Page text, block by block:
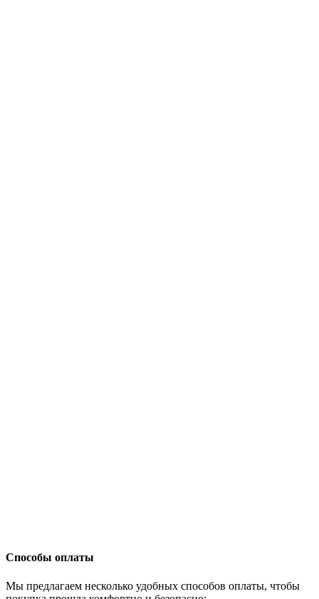
Способы оплаты
Мы предлагаем несколько удобных способов оплаты, чтобы